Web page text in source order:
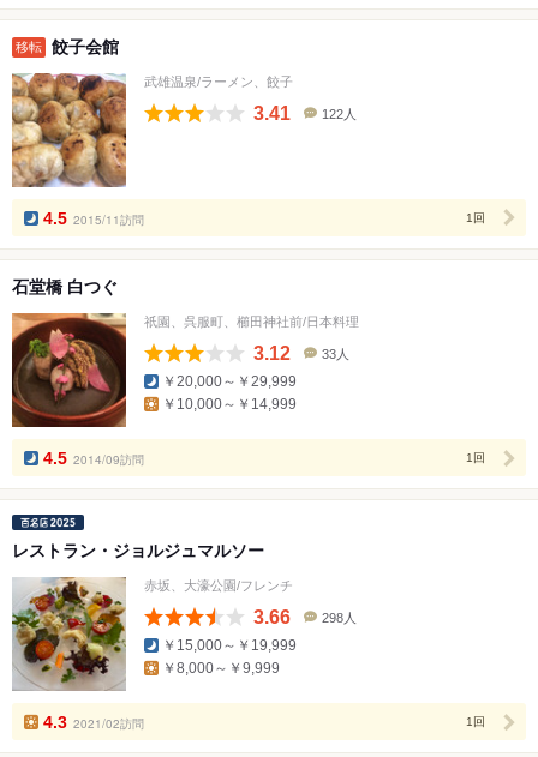
移転 餃子会館
武雄温泉/ラーメン、餃子
3.41
数
122人
4.5 2015/11訪問 1回
石堂橋 白つぐ
祇園、呉服町、櫛田神社前/日本料理
3.12
数
33人
￥20,000～￥29,999
￥10,000～￥14,999
4.5 2014/09訪問 1回
レストラン・ジョルジュマルソー
赤坂、大濠公園/フレンチ
3.66
数
298人
￥15,000～￥19,999
￥8,000～￥9,999
4.3 2021/02訪問 1回